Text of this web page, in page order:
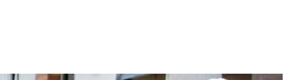
【NEW OPEN】社会福祉
愛隣会 ホースセラピー研